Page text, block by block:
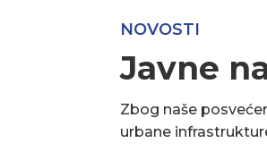
NOVOSTI
Javne
Zbog naše
urbane